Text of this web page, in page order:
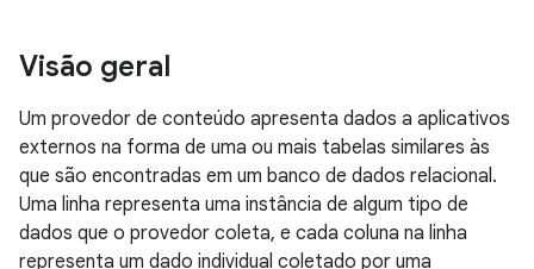
Visão geral
Um provedor de conteúdo apresenta dados a aplicativos
externos na forma de uma ou mais tabelas similares às
que são encontradas em um banco de dados relacional.
Uma linha representa uma instância de algum tipo de
dados que o provedor coleta, e cada coluna na linha
representa um dado individual coletado por uma